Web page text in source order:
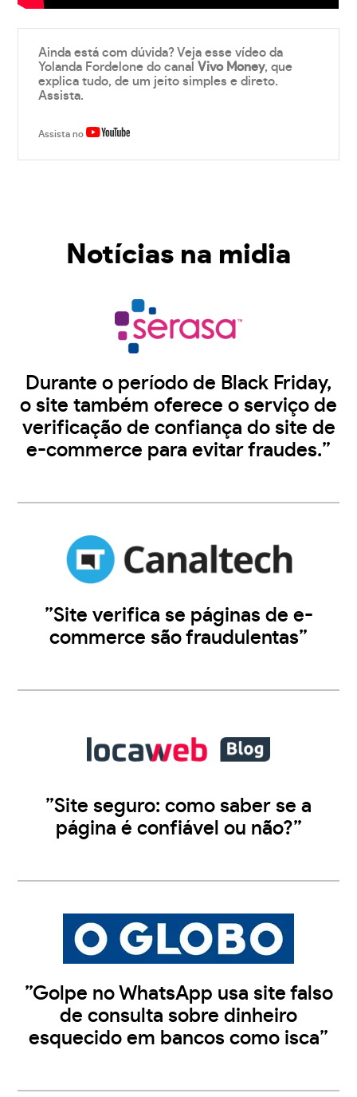
Ainda está com dúvida? Veja esse vídeo da
Yolanda Fordelone do canalVivo Money, que
explica tudo, de um jeito simples e direto.
Assista.
Assista no
Notícias na midia
Durante o período de Black Friday,
o site também oferece o serviço de
verificação de confiança do site de
e-commerce para evitar fraudes.”
”Site verifica se páginas de e-
commerce são fraudulentas”
”Site seguro: como saber se a
página é confiável ou não?”
”Golpe no WhatsApp usa site falso
de consulta sobre dinheiro
esquecido em bancos como isca”